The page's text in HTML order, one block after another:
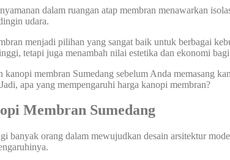
dalam ruangan atap membran menawarkan
udara.
menjadi pilihan yang sangat baik untuk berbagai
tetapi juga menambah nilai estetika dan ekonomi
membran Sumedang sebelum Anda memasang
apa yang mempengaruhi harga kanopi membran?
Membran Sumedang
banyak orang dalam mewujudkan desain arsitektur